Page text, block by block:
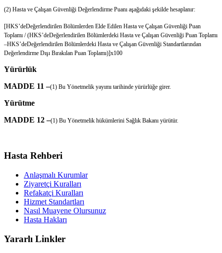
(2) Hasta ve Çalışan Güvenliği Değerlendirme Puanı aşağıdaki şekilde hesaplanır:
[HKS’deDeğerlendirilen Bölümlerden Elde Edilen Hasta ve Çalışan Güvenliği Puan
Toplamı / (HKS’deDeğerlendirilen Bölümlerdeki Hasta ve Çalışan Güvenliği Puan Toplamı
–HKS’deDeğerlendirilen Bölümlerdeki Hasta ve Çalışan Güvenliği Standartlarından
Değerlendirme Dışı Bırakılan Puan Toplamı)]x100
Yürürlük
MADDE 11 –(1) Bu Yönetmelik yayımı tarihinde yürürlüğe girer.
Yürütme
MADDE 12 –(1) Bu Yönetmelik hükümlerini Sağlık Bakanı yürütür.
Hasta Rehberi
Anlaşmalı Kurumlar
Ziyaretçi Kuralları
Refakatçi Kuralları
Hizmet Standartları
Nasıl Muayene Olursunuz
Hasta Hakları
Yararlı Linkler